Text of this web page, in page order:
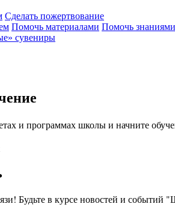
Сделать пожертвование
Помочь материалами Помочь знаниями
сувениры
и программах школы и начните
Будьте в курсе новостей и